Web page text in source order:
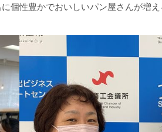
個性豊かでおいしいパン屋さんが増